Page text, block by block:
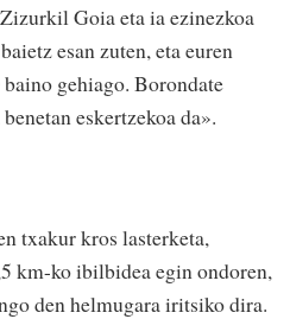
Goia eta ia ezinezkoa
esan zuten, eta euren
gehiago. Borondate
eskertzekoa da».
txakur kros lasterketa,
km-ko ibilbidea egin ondoren,
den helmugara iritsiko dira.